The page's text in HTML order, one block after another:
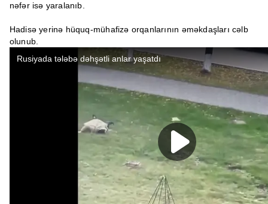
nəfər isə yaralanıb.
Hadisə yerinə hüquq-mühafizə orqanlarının əməkdaşları cəlb
olunub.